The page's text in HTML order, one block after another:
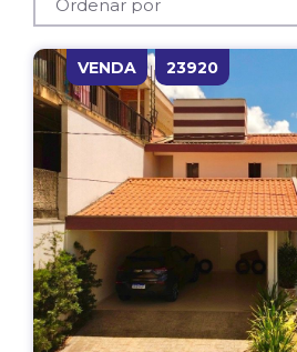
VENDA 23920